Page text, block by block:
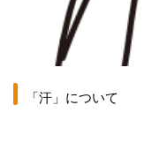
「汗」について